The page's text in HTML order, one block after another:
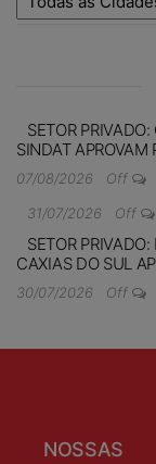
SETOR
SINDAT APROVAM
07/08/2026
Off
31/07/2026
Off
SETOR
CAXIAS DO SUL
30/07/2026 Off
NOSSAS